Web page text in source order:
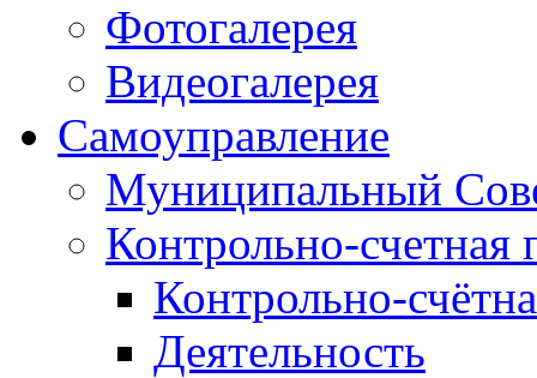
Фотогалерея
Видеогалерея
Самоуправление
Муниципальный
Контрольно-счетная
Контрольно-
Деятельность